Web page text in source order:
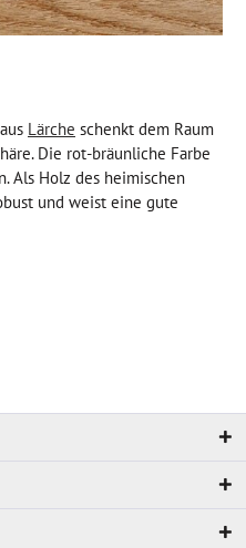
Lärche schenkt dem Raum
Die rot-bräunliche Farbe
Als Holz des heimischen
und weist eine gute